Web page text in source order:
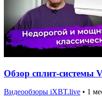
Обзор сплит-системы
Видеообзоры iXBT.live • 1